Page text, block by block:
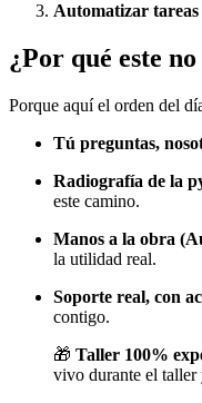
Automatizar
¿Por qué este
Porque aquí el orden del
Tú preguntas,
Radiografía de la
este camino.
Manos a la obra
la utilidad real.
Soporte real, con
contigo.
🎁 Taller 100%
vivo durante el taller